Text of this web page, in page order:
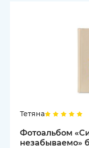
Тетяна
Фотоальбом
незабываемо»